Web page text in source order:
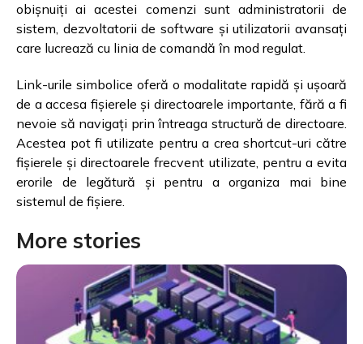
obișnuiți ai acestei comenzi sunt administratorii de
sistem, dezvoltatorii de software și utilizatorii avansați
care lucrează cu linia de comandă în mod regulat.
Link-urile simbolice oferă o modalitate rapidă și ușoară
de a accesa fișierele și directoarele importante, fără a fi
nevoie să navigați prin întreaga structură de directoare.
Acestea pot fi utilizate pentru a crea shortcut-uri către
fișierele și directoarele frecvent utilizate, pentru a evita
erorile de legătură și pentru a organiza mai bine
sistemul de fișiere.
More stories